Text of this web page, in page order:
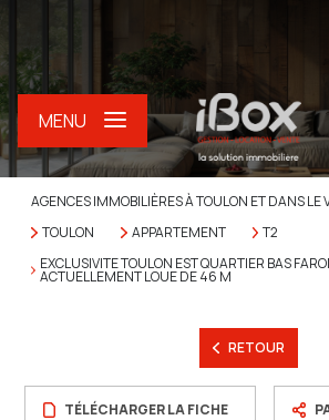
MENU
AGENCES IMMOBILIÈRES À TOULON ET DANS LE
TOULON
APPARTEMENT
T2
EXCLUSIVITE TOULON EST QUARTIER BAS
ACTUELLEMENT LOUE DE 46 M
RETOUR
TÉLÉCHARGER LA FICHE